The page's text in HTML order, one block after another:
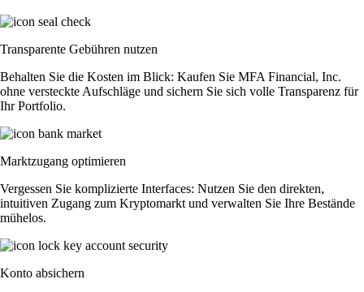
Transparente Gebühren nutzen
Behalten Sie die Kosten im Blick: Kaufen Sie MFA Financial, Inc.
ohne versteckte Aufschläge und sichern Sie sich volle Transparenz für
Ihr Portfolio.
Marktzugang optimieren
Vergessen Sie komplizierte Interfaces: Nutzen Sie den direkten,
intuitiven Zugang zum Kryptomarkt und verwalten Sie Ihre Bestände
mühelos.
Konto absichern